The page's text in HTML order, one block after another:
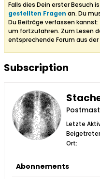
Falls dies Dein erster Besuch
gestellten Fragen an. Du
Du Beiträge verfassen
um fortzufahren. Zum Lesen
entsprechende Forum aus
Subscription
Letzte
Ort:
Abonnements